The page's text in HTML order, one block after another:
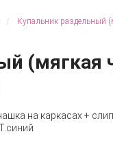
Купальник раздельный
(мягкая